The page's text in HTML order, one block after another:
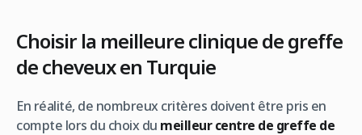
Choisir la meilleure clinique de greffe
de cheveux en Turquie
En réalité, de nombreux critères doivent être pris en
compte lors du choix du meilleur centre de greffe de